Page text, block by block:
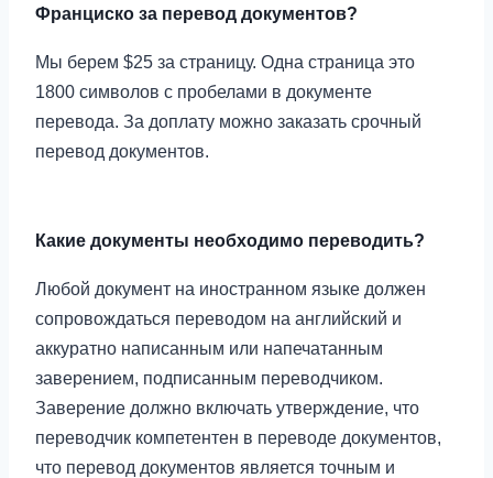
Франциско за перевод документов?
Мы берем $25 за страницу. Одна страница это
1800 символов с пробелами в документе
перевода. За доплату можно заказать срочный
перевод документов.
Какие документы необходимо переводить?
Любой документ на иностранном языке должен
сопровождаться переводом на английский и
аккуратно написанным или напечатанным
заверением, подписанным переводчиком.
Заверение должно включать утверждение, что
переводчик компетентен в переводе документов,
что перевод документов является точным и